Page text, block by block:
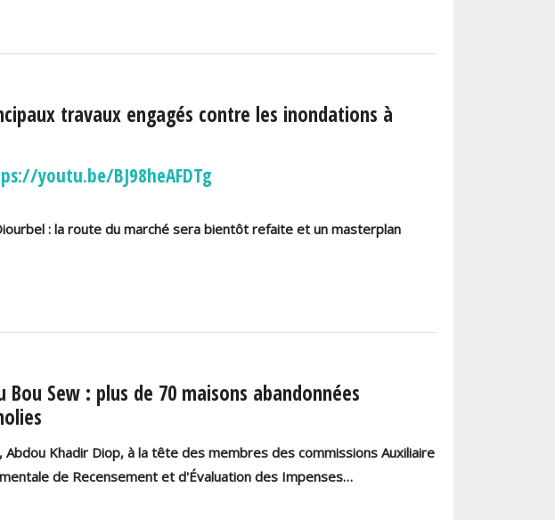
travaux engagés contre les inondations à
youtu.be/BJ98heAFDTg
: la route du marché sera bientôt refaite et un masterplan
Sew : plus de 70 maisons abandonnées
Khadir Diop, à la tête des membres des commissions Auxiliaire
de Recensement et d'Évaluation des Impenses…